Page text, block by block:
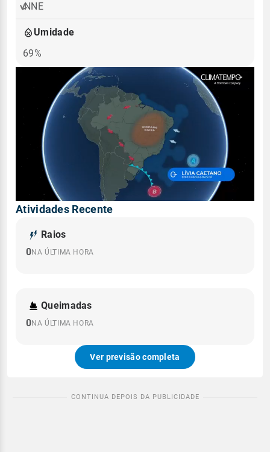
NNE
Umidade
69%
Atividades Recente
Raios
0NA ÚLTIMA HORA
Queimadas
0NA ÚLTIMA HORA
Ver previsão completa